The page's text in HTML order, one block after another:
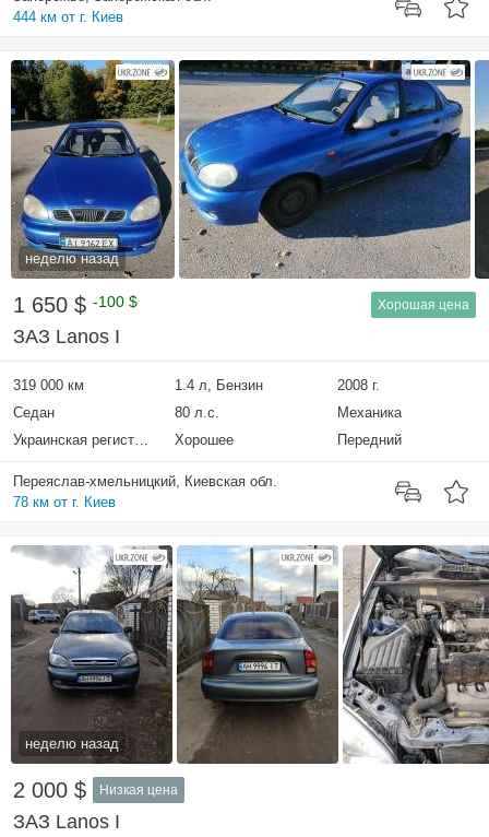
444 км от г. Киев
неделю назад
1 650 $ -100 $ Хорошая цена
ЗАЗ Lanos I
319 000 км 1.4 л, Бензин
2008 г.
Седан
80 л.с.
Механика
Украинская регистрация
Хорошее Передний
Переяслав-хмельницкий, Киевская обл.
78 км от г. Киев
неделю назад
2 000 $ Низкая цена
ЗАЗ Lanos I